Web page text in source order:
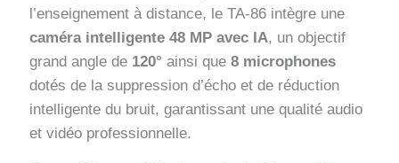
l’enseignement à distance, le TA-86 intègre une
caméra intelligente 48 MP avec IA, un objectif
grand angle de 120° ainsi que8 microphones
dotés de la suppression d’écho et de réduction
intelligente du bruit, garantissant une qualité audio
et vidéo professionnelle.